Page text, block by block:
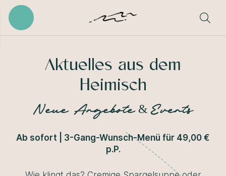
Aktuelles aus dem
Heimisch
Neue Angebote & Events
Ab sofort | 3-Gang-Wunsch-Menü für 49,00 €
p.P.